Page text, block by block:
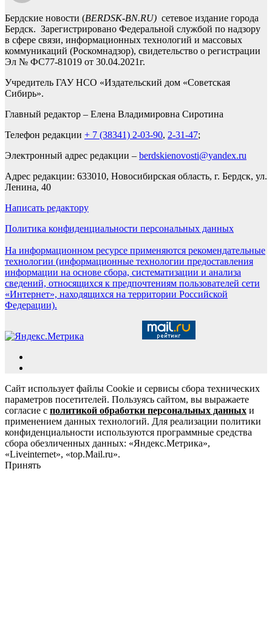
Бердские новости (BERDSK-BN.RU) сетевое издание города
Бердск. Зарегистрировано Федеральной службой по надзору
в сфере связи, информационных технологий и массовых
коммуникаций (Роскомнадзор), свидетельство о регистрации
Эл № ФС77-81019 от 30.04.2021г.
Учредитель ГАУ НСО «Издательский дом «Советская
Сибирь».
Главный редактор – Елена Владимировна Сиротина
Телефон редакции + 7 (38341) 2-03-90, 2-31-47;
Электронный адрес редакции – berdskienovosti@yandex.ru
Адрес редакции: 633010, Новосибирская область, г. Бердск, ул.
Ленина, 40
Написать редактору
Политика конфиденциальности персональных данных
На информационном ресурсе применяются рекомендательные
технологии (информационные технологии предоставления
информации на основе сбора, систематизации и анализа
сведений, относящихся к предпочтениям пользователей сети
«Интернет», находящихся на территории Российской
Федерации).
Сайт использует файлы Cookie и сервисы сбора технических
параметров посетителей. Пользуясь сайтом, вы выражаете
согласие с политикой обработки персональных данных и
применением данных технологий. Для реализации политики
конфиденциальности используются программные средства
сбора обезличенных данных: «Яндекс.Метрика»,
«Liveinternet», «top.Mail.ru».
Принять